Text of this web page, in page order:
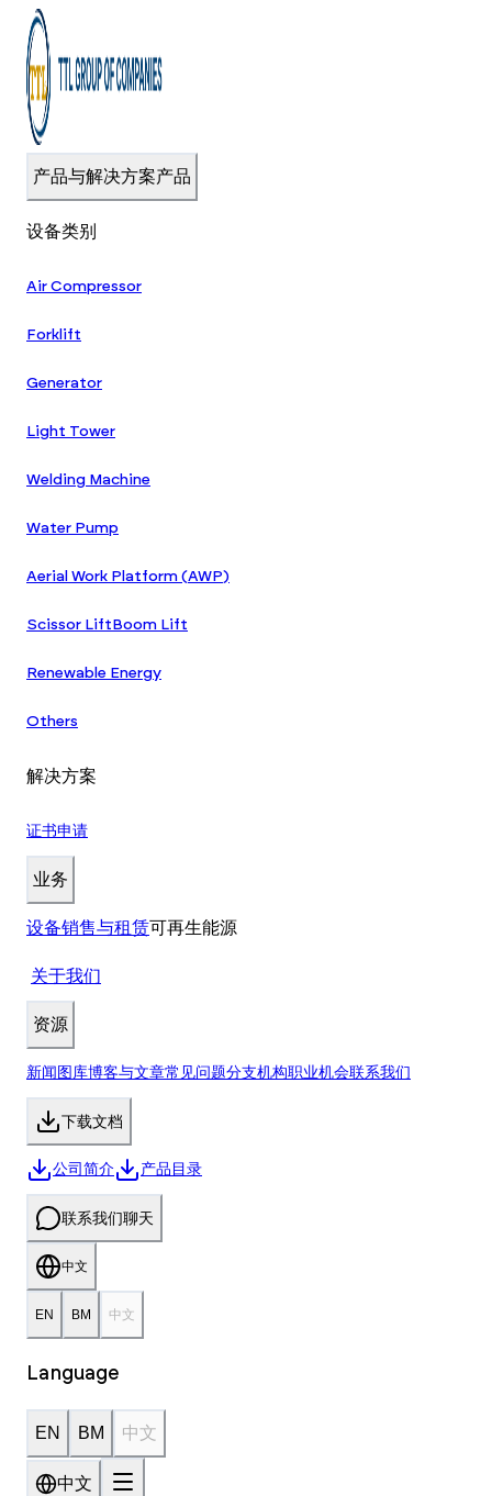
产品与解决方案产品
设备类别
Air Compressor
Forklift
Generator
Light Tower
Welding Machine
Water Pump
Aerial Work Platform (AWP)
Scissor Lift Boom Lift
Renewable Energy
Others
解决方案
证书申请
业务
设备销售与租赁可再生能源
关于我们
资源
新闻 图库博客与文章常见问题分支机构职业机会联系我们
下载文档
公司简介 产品目录
联系我们聊天
中文
EN BM 中文
Language
EN BM 中文
中文